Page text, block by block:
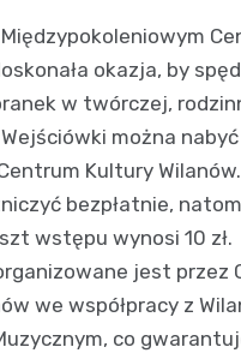
okazja, by
w twórczej,
można
Kultury
bezpłatnie,
wstępu wynosi 10 zł.
jest przez
we współpracy z
co